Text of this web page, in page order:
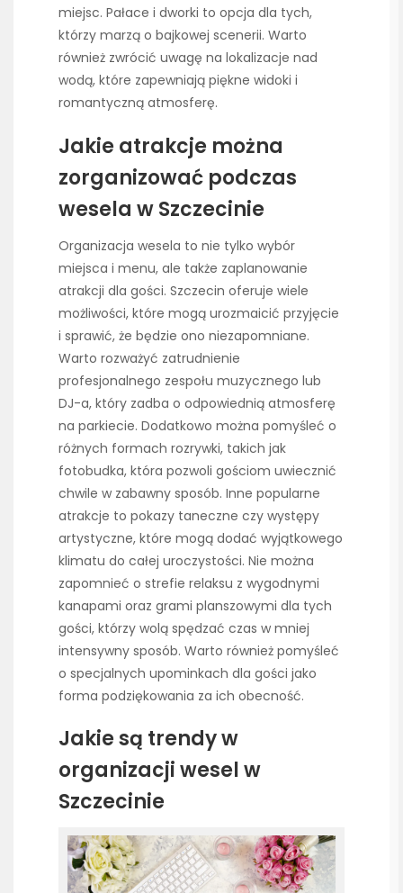
miejsc. Pałace i dworki to opcja dla tych,
którzy marzą o bajkowej scenerii. Warto
również zwrócić uwagę na lokalizacje nad
wodą, które zapewniają piękne widoki i
romantyczną atmosferę.
Jakie atrakcje można
zorganizować podczas
wesela w Szczecinie
Organizacja wesela to nie tylko wybór
miejsca i menu, ale także zaplanowanie
atrakcji dla gości. Szczecin oferuje wiele
możliwości, które mogą urozmaicić przyjęcie
i sprawić, że będzie ono niezapomniane.
Warto rozważyć zatrudnienie
profesjonalnego zespołu muzycznego lub
DJ-a, który zadba o odpowiednią atmosferę
na parkiecie. Dodatkowo można pomyśleć o
różnych formach rozrywki, takich jak
fotobudka, która pozwoli gościom uwiecznić
chwile w zabawny sposób. Inne popularne
atrakcje to pokazy taneczne czy występy
artystyczne, które mogą dodać wyjątkowego
klimatu do całej uroczystości. Nie można
zapomnieć o strefie relaksu z wygodnymi
kanapami oraz grami planszowymi dla tych
gości, którzy wolą spędzać czas w mniej
intensywny sposób. Warto również pomyśleć
o specjalnych upominkach dla gości jako
forma podziękowania za ich obecność.
Jakie są trendy w
organizacji wesel w
Szczecinie